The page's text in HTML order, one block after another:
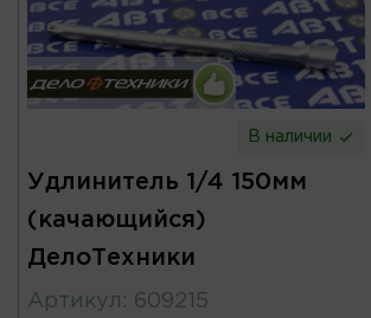
В наличии
Удлинитель 1/4 150мм
(качающийся)
ДелоТехники
Артикул : 609215